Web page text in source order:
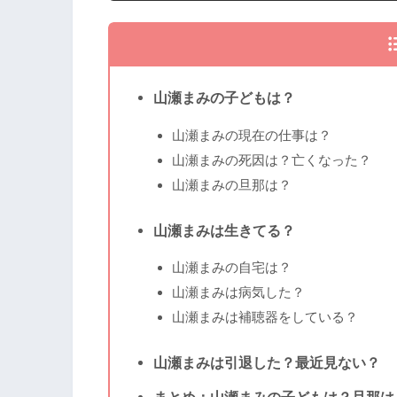
山瀬まみの子どもは？
山瀬まみの現在の仕事は？
山瀬まみの死因は？亡くなった？
山瀬まみの旦那は？
山瀬まみは生きてる？
山瀬まみの自宅は？
山瀬まみは病気した？
山瀬まみは補聴器をしている？
山瀬まみは引退した？最近見ない？